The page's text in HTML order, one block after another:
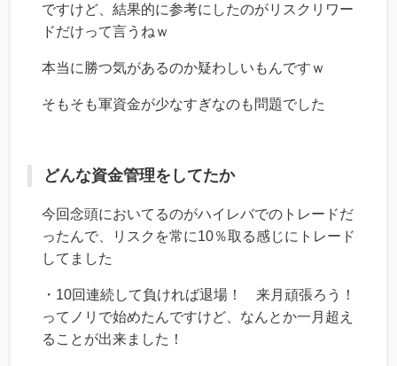
ですけど、結果的に参考にしたのがリスクリワー
ドだけって言うねｗ
本当に勝つ気があるのか疑わしいもんですｗ
そもそも軍資金が少なすぎなのも問題でした
どんな資金管理をしてたか
今回念頭においてるのがハイレバでのトレードだ
ったんで、リスクを常に10％取る感じにトレード
してました
・10回連続して負ければ退場！ 来月頑張ろう！
ってノリで始めたんですけど、なんとか一月超え
ることが出来ました！